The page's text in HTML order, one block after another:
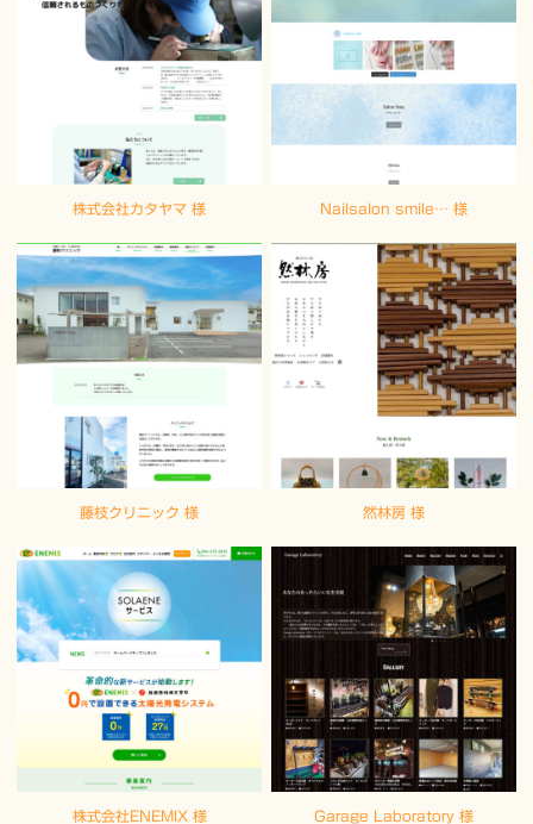
株式会社カタヤマ 様 Nailsalon smile… 様
藤枝クリニック 様 然林房 様
株式会社ENEMIX 様 Garage Laboratory 様